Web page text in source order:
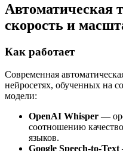
Автоматическая
скорость и
Как работает
Современная
нейросетях, обученных на
модели:
OpenAI Whisper —
соотношению
языков.
Google Speech-to-Text